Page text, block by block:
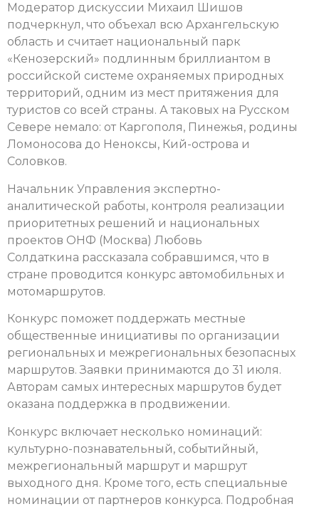
Модератор дискуссии Михаил Шишов
подчеркнул, что объехал всю Архангельскую
область и считает национальный парк
«Кенозерский» подлинным бриллиантом в
российской системе охраняемых природных
территорий, одним из мест притяжения для
туристов со всей страны. А таковых на Русском
Севере немало: от Каргополя, Пинежья, родины
Ломоносова до Неноксы, Кий-острова и
Соловков.
Начальник Управления экспертно-
аналитической работы, контроля реализации
приоритетных решений и национальных
проектов ОНФ (Москва) Любовь
Солдаткина рассказала собравшимся, что в
стране проводится конкурс автомобильных и
мотомаршрутов.
Конкурс поможет поддержать местные
общественные инициативы по организации
региональных и межрегиональных безопасных
маршрутов. Заявки принимаются до 31 июля.
Авторам самых интересных маршрутов будет
оказана поддержка в продвижении.
Конкурс включает несколько номинаций:
культурно-познавательный, событийный,
межрегиональный маршрут и маршрут
выходного дня. Кроме того, есть специальные
номинации от партнеров конкурса. Подробная